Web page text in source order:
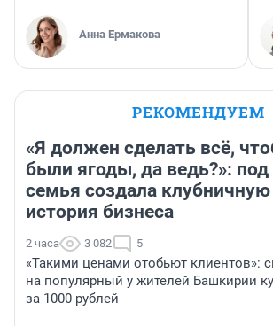
Анна Ермакова
РЕКОМЕНДУЕМ
«Я должен сделать всё,
были ягоды, да ведь?»:
семья создала
история бизнеса
2 часа 3 082 5
«Такими ценами отобьют клиентов»:
на популярный у жителей Башкирии
за 1000 рублей